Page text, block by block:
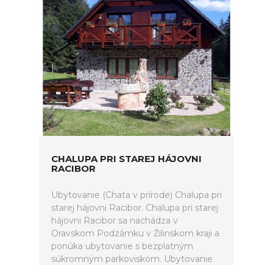
CHALUPA PRI STAREJ HÁJOVNI
RACIBOR
Ubytovanie (Chata v prírode) Chalupa pri
starej hájovni Racibor. Chalupa pri starej
hájovni Racibor sa nachádza v
Oravskom Podzámku v Žilinskom kraji a
ponúka ubytovanie s bezplatným
súkromným parkoviskom. Ubytovanie